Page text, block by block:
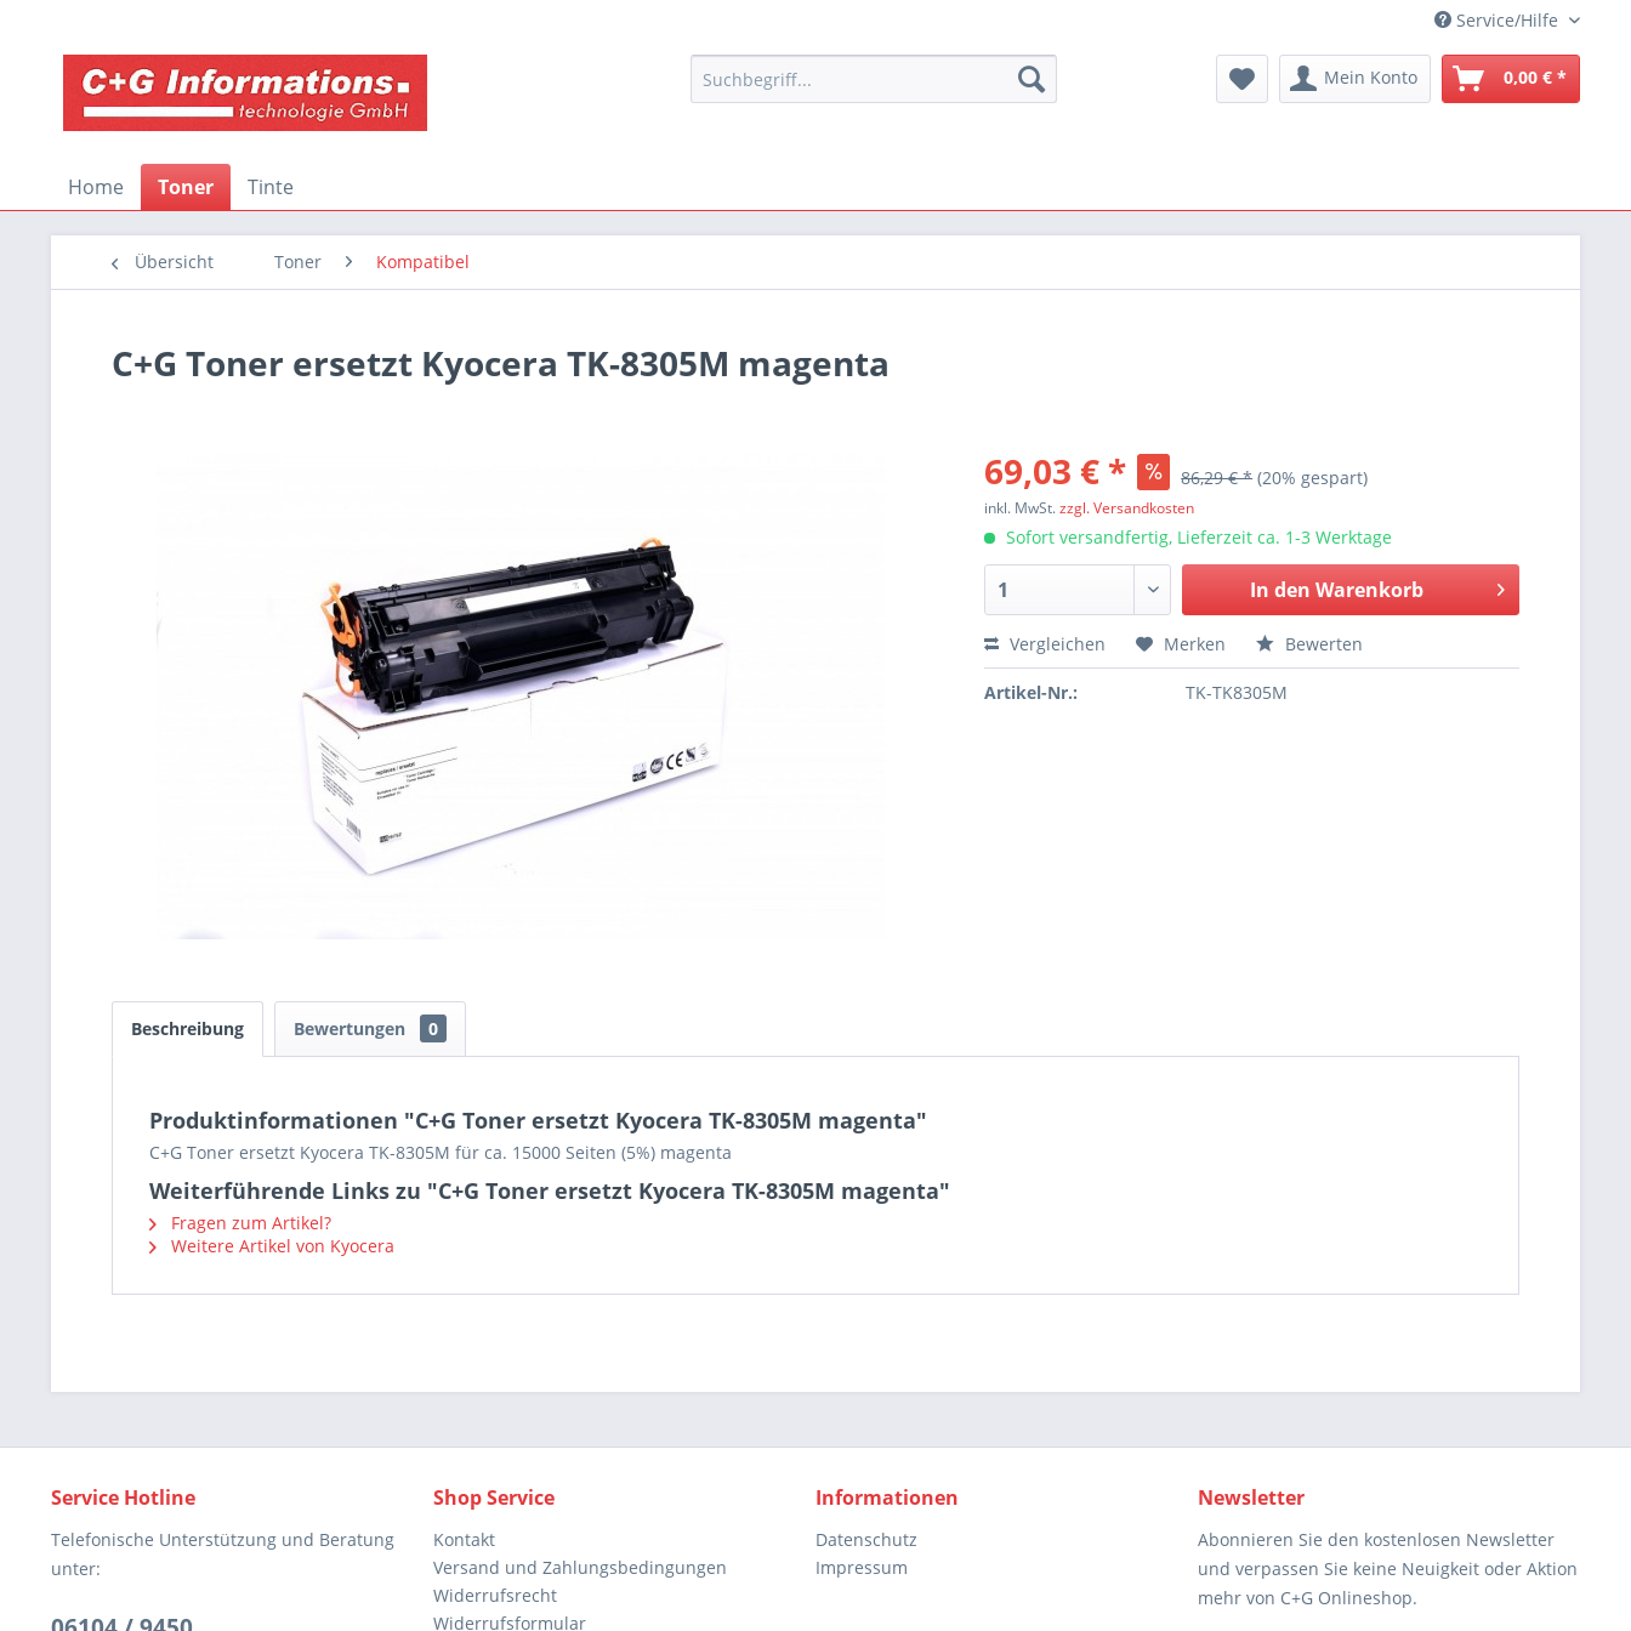
Service/Hilfe
Mein Konto 0,00 € *
Home Toner Tinte
Übersicht Toner Kompatibel
C+G Toner ersetzt Kyocera TK-8305M magenta
69,03 € * 86,29 € * (20% gespart)
inkl. MwSt.zzgl. Versandkosten
Sofort versandfertig, Lieferzeit ca. 1-3 Werktage
In den Warenkorb
Vergleichen Merken Bewerten
Artikel-Nr.: TK-TK8305M
Beschreibung Bewertungen 0
Produktinformationen "C+G Toner ersetzt Kyocera TK-8305M magenta"
C+G Toner ersetzt Kyocera TK-8305M für ca. 15000 Seiten (5%) magenta
Weiterführende Links zu "C+G Toner ersetzt Kyocera TK-8305M magenta"
Fragen zum Artikel?
Weitere Artikel von Kyocera
Service Hotline
Telefonische Unterstützung und Beratung
unter:
Shop Service
Kontakt
Versand und Zahlungsbedingungen
Widerrufsrecht
Widerrufsformular
Informationen
Datenschutz
Impressum
Newsletter
Abonnieren Sie den kostenlosen Newsletter
und verpassen Sie keine Neuigkeit oder Aktion
mehr von C+G Onlineshop.